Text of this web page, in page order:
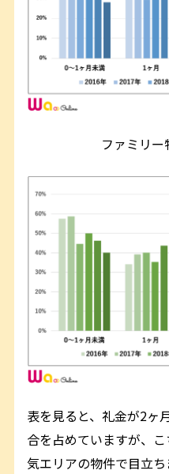
ファミリ
表を見ると、礼金が2ヶ
合を占めていますが、
気エリアの物件で目立ち